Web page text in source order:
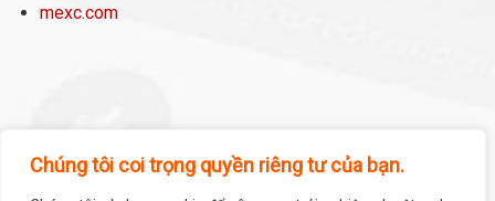
Chúng tôi coi trọng quyền riêng tư của bạn.
mexc.com